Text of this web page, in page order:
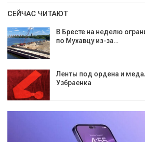
СЕЙЧАС ЧИТАЮТ
В Бресте на неделю
по Мухавцу из-за…
Ленты под ордена и
Узбраенка